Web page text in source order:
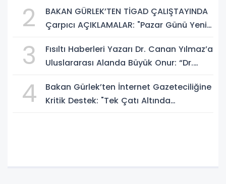
2
BAKAN GÜRLEK’TEN TİGAD ÇALIŞTAYINDA
Çarpıcı AÇIKLAMALAR: "Pazar Günü Yeni
3
Fısıltı Haberleri Yazarı Dr. Canan Yılmaz’a
Uluslararası Alanda Büyük Onur: “Dr.
4
Bakan Gürlek’ten İnternet Gazeteciliğine
Kritik Destek: "Tek Çatı Altında